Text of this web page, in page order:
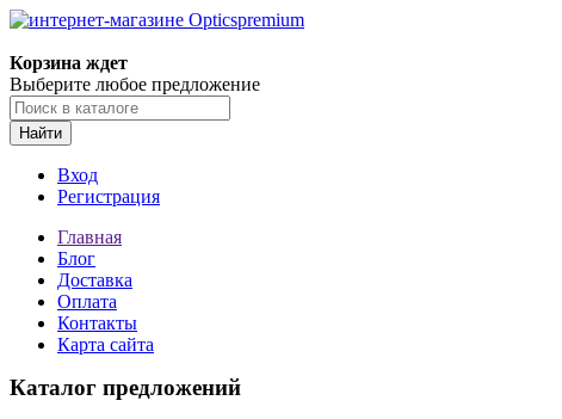
Корзина ждет
Выберите любое предложение
Найти
Вход
Регистрация
Главная
Блог
Доставка
Оплата
Контакты
Карта сайта
Каталог предложений